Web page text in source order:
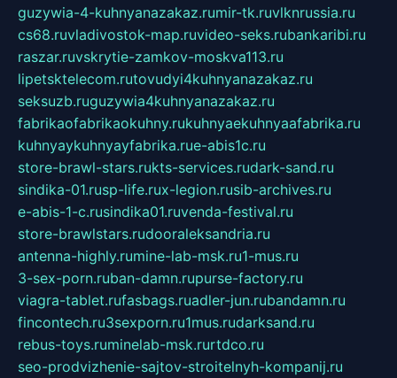
guzywia-4-kuhnyanazakaz.rumir-tk.ruvlknrussia.ru
cs68.ruvladivostok-map.ruvideo-seks.rubankaribi.ru
raszar.ruvskrytie-zamkov-moskva113.ru
lipetsktelecom.rutovudyi4kuhnyanazakaz.ru
seksuzb.ruguzywia4kuhnyanazakaz.ru
fabrikaofabrikaokuhny.rukuhnyaekuhnyaafabrika.ru
kuhnyaykuhnyayfabrika.rue-abis1c.ru
store-brawl-stars.rukts-services.rudark-sand.ru
sindika-01.rusp-life.rux-legion.rusib-archives.ru
e-abis-1-c.rusindika01.ruvenda-festival.ru
store-brawlstars.rudooraleksandria.ru
antenna-highly.rumine-lab-msk.ru1-mus.ru
3-sex-porn.ruban-damn.rupurse-factory.ru
viagra-tablet.rufasbags.ruadler-jun.rubandamn.ru
fincontech.ru3sexporn.ru1mus.rudarksand.ru
rebus-toys.ruminelab-msk.rurtdco.ru
seo-prodvizhenie-sajtov-stroitelnyh-kompanij.ru